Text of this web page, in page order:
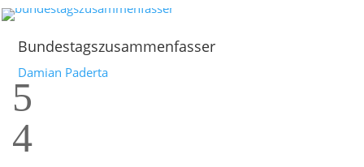
Bundestagszusammenfasser
Damian Paderta